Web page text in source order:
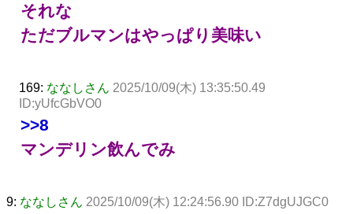
それな
ただブルマンはやっぱり美味い
169: ななしさん 2025/10/09(木) 13:35:50.49
ID:yUfcGbVO0
>>8
マンデリン飲んでみ
9: ななしさん 2025/10/09(木) 12:24:56.90 ID:Z7dgUJGC0